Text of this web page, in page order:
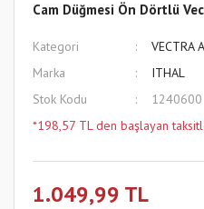
Cam Düğmesi Ön Dörtlü
Kategori
VECTRA
Marka
ITHAL
Stok Kodu
1240600
*198,57 TL den başlayan
1.049,99 TL